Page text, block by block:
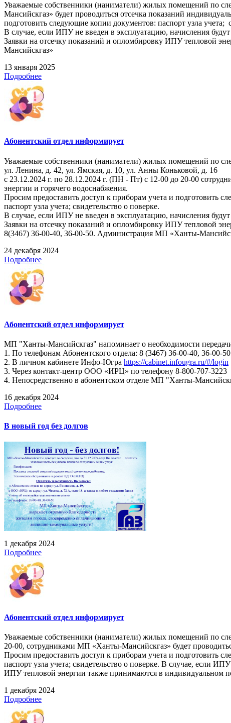
Уважаемые собственники (наниматели) жилых помещений по
Мансийскгаз» будет проводиться отсечка показаний
подготовить следующие копии документов: паспорт узла учета;
В случае, если ИПУ не введен в эксплуатацию, начисления
Заявки на отсечку показаний и опломбировку ИПУ тепловой
Мансийскгаз»
13 января 2025
Подробнее
Абонентский отдел информирует
Уважаемые собственники (наниматели) жилых помещений по
ул. Ленина, д. 42, ул. Ямская, д. 10, ул. Анны Коньковой, д. 16
с 23.12.2024 г. по 28.12.2024 г. (ПН - Пт) с 12-00 до 20-00
энергии и горячего водоснабжения.
Просим предоставить доступ к приборам учета и подготовить
паспорт узла учета; свидетельство о поверке.
В случае, если ИПУ не введен в эксплуатацию, начисления
Заявки на отсечку показаний и опломбировку ИПУ тепловой
8(3467) 36-00-40, 36-00-50. Администрация МП «Ханты-
24 декабря 2024
Подробнее
Абонентский отдел информирует
МП "Ханты-Мансийскгаз" напоминает о необходимости
1. По телефонам Абонентского отдела: 8 (3467) 36-00-40, 36-00-50
2. В личном кабинете Инфо-Югра https://cabinet.infougra.ru/#/login
3. Через контакт-центр ООО «ИРЦ» по телефону 8-800-707-3223
4. Непосредственно в абонентском отделе МП "Ханты-
16 декабря 2024
Подробнее
В новый год без долгов
1 декабря 2024
Подробнее
Абонентский отдел информирует
Уважаемые собственники (наниматели) жилых помещений по
20-00, сотрудниками МП «Ханты-Мансийскгаз» будет
Просим предоставить доступ к приборам учета и подготовить
паспорт узла учета; свидетельство о поверке. В случае, если
ИПУ тепловой энергии также принимаются в индивидуальном
1 декабря 2024
Подробнее